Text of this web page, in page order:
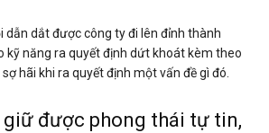
dẫn dắt được công ty đi lên đỉnh thành
kỹ năng ra quyết định dứt khoát kèm theo
hãi khi ra quyết định một vấn đề gì đó.
giữ được phong thái tự tin,